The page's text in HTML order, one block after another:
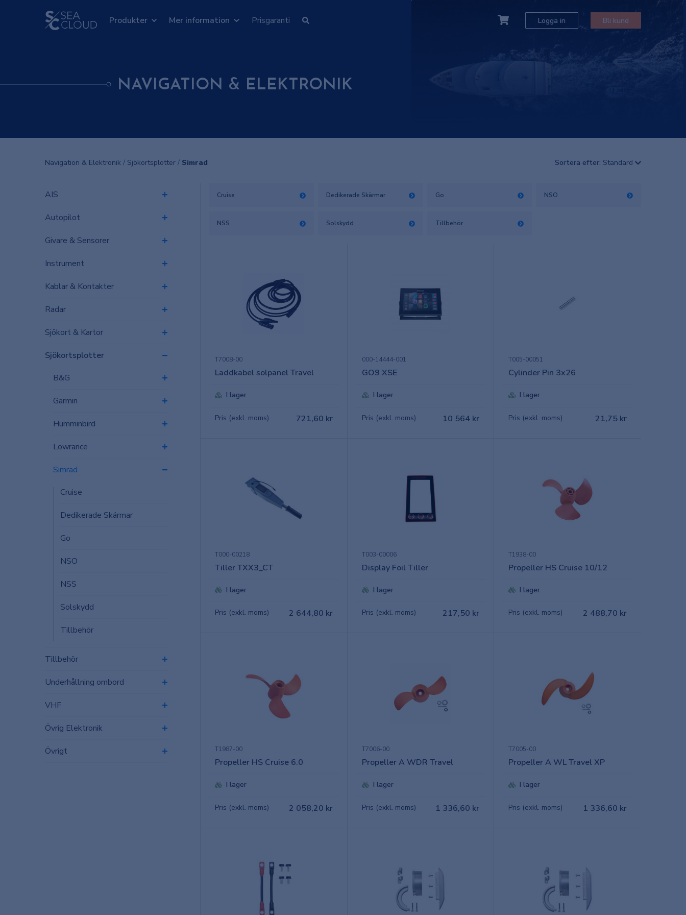
Produkter Mer information Prisgaranti Logga in Bli kund
NAVIGATION & ELEKTRONIK
Navigation & Elektronik / Sjökortsplotter / Simrad Sortera efter: Standard
AIS
Autopilot
Givare & Sensorer
Instrument
Kablar & Kontakter
Radar
Sjökort & Kartor
Sjökortsplotter
B&G
Garmin
Humminbird
Lowrance
Simrad
Cruise
Dedikerade Skärmar
Go
NSO
NSS
Solskydd
Tillbehör
Tillbehör
Underhållning ombord
VHF
Övrig Elektronik
Övrigt
Cruise Dedikerade Skärmar Go NSO
NSS Solskydd Tillbehör
T7008-00
Laddkabel solpanel Travel
I lager
Pris (exkl. moms) 721,60 kr
000-14444-001
GO9 XSE
I lager
Pris (exkl. moms) 10 564 kr
T005-00051
Cylinder Pin 3x26
I lager
Pris (exkl. moms) 21,75 kr
T000-00218
Tiller TXX3_CT
I lager
Pris (exkl. moms) 2 644,80 kr
T003-00006
Display Foil Tiller
I lager
Pris (exkl. moms) 217,50 kr
T1938-00
Propeller HS Cruise 10/12
I lager
Pris (exkl. moms) 2 488,70 kr
T1987-00
Propeller HS Cruise 6.0
I lager
Pris (exkl. moms) 2 058,20 kr
T7006-00
Propeller A WDR Travel
I lager
Pris (exkl. moms) 1 336,60 kr
T7005-00
Propeller A WL Travel XP
I lager
Pris (exkl. moms) 1 336,60 kr